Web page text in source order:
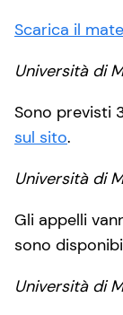
Scarica il
Università di
Sono previsti
sul sito.
Università di
Gli appelli
sono
Università di